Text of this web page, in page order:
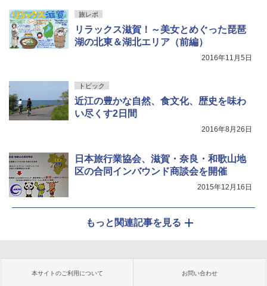
旅レポ
リラックス滋賀！～美女とめぐった琵琶
湖の北東＆湖北エリア（前編）
2016年11月5日
トピック
近江の豊かな自然、食文化、歴史を味わ
い尽くす2日間
2016年8月26日
日本旅行業協会、滋賀・奈良・和歌山地
区の合同インバウンド商談会を開催
2015年12月16日
もっと関連記事を見る
本サイトのご利用について お問い合わせ